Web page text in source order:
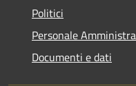
Politici
Personale
Documenti e dati